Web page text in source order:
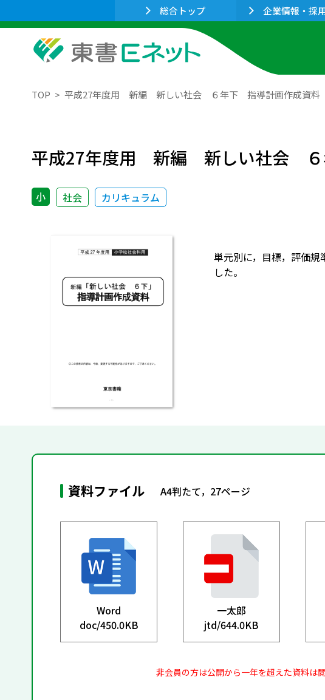
総合トップ 企業情報・採
TOP 平成27年度用 新編 新しい社会 ６年下 指導計画作成資料
平成27年度用 新編 新しい社会 ６
小 社会 カリキュラム
単元別に，目標，評価
した。
資料ファイル A4判たて，27ページ
Word
doc/450.0KB
一太郎
jtd/644.0KB
非会員の方は公開から一年を超えた資料は